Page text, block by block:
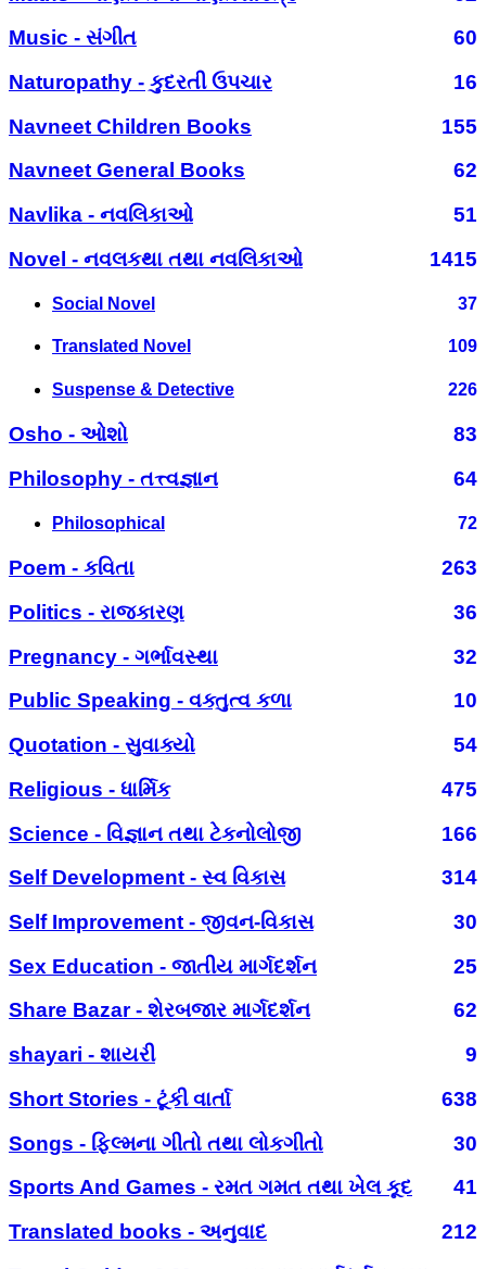
Music - સંગીત
60
Naturopathy - કુદરતી ઉપચાર
16
Navneet Children Books
155
Navneet General Books
62
Navlika - નવલિકાઓ
51
Novel - નવલકથા તથા નવલિકાઓ
1415
Social Novel 37
Translated Novel 109
Suspense & Detective 226
Osho - ઓશો
83
Philosophy - તત્ત્વજ્ઞાન
64
Philosophical 72
Poem - કવિતા
263
Politics - રાજકારણ
36
Pregnancy - ગર્ભાવસ્થા
32
Public Speaking - વક્તુત્વ કળા
10
Quotation - સુવાક્યો
54
Religious - ધાર્મિક
475
Science - વિજ્ઞાન તથા ટેકનોલોજી
166
Self Development - સ્વ વિકાસ
314
Self Improvement - જીવન-વિકાસ
30
Sex Education - જાતીય માર્ગદર્શન
25
Share Bazar - શેરબજાર માર્ગદર્શન
62
shayari - શાયરી
9
Short Stories - ટૂંકી વાર્તા
638
Songs - ફિલ્મના ગીતો તથા લોકગીતો
30
Sports And Games - રમત ગમત તથા ખેલ કૂદ
41
Translated books - અનુવાદ
212